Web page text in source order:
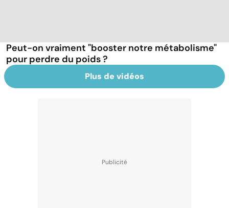
Peut-on vraiment "booster notre métabolisme"
pour perdre du poids ?
Plus de vidéos